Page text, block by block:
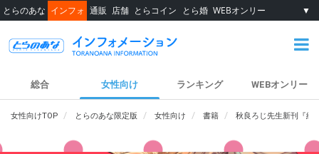
とらのあな インフォ 通販 店舗 とらコイン とら婚 WEBオンリー ▼
総合 女性向け ランキング WEBオンリー
女性向けTOP とらのあな限定版 女性向け 書籍 秋良ろじ先生新刊『絶